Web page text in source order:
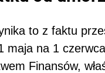
to z faktu
maja na 1
Finansów,